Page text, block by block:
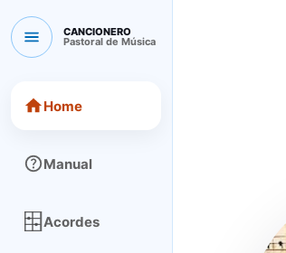
CANCIONERO
Pastoral de Música
CANCIONERO Pastoral de Música
Home
Manual
Acordes